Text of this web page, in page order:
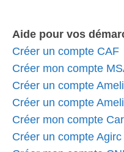
Aide pour vos
Créer un compte CAF
Créer mon compte
Créer un compte Ameli
Créer un compte
Créer mon compte
Créer un compte Agirc